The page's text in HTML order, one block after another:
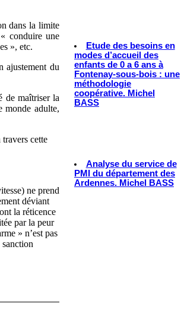
dans la limite
conduire une
», etc.
ajustement du
de maîtriser la
monde adulte,
cette
ne prend
déviant
la réticence
par la peur
» n’est pas
Etude des besoins en
modes d’accueil des
enfants de 0 a 6 ans à
Fontenay-sous-bois : une
méthodologie
coopérative. Michel
BASS
Analyse du service de
PMI du département des
Ardennes. Michel BASS